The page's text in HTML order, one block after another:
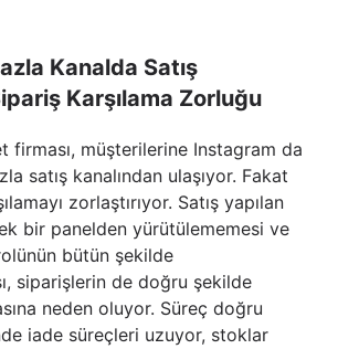
Kanalda Satış
Karşılama Zorluğu
firması, müşterilerine Instagram da
satış kanalından ulaşıyor. Fakat
zorlaştırıyor. Satış yapılan
bir panelden yürütülememesi ve
bütün şekilde
siparişlerin de doğru şekilde
neden oluyor. Süreç doğru
iade süreçleri uzuyor, stoklar